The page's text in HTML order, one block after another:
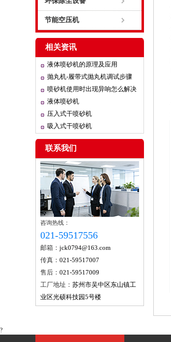
节能空压机
相关资讯
液体喷砂机的原理及应用
抛丸机-履带式抛丸机调试步骤
喷砂机使用时出现异响怎么解决
液体喷砂机
压入式干喷砂机
吸入式干喷砂机
联系我们
咨询热线：
021-59517556
邮箱： jck0794@163.com
传真： 021-59517007
售后： 021-59517009
工厂地址： 苏州市吴中区东山镇工
业区光硕科技园5号楼
?